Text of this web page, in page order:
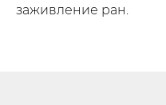
заживление ран.